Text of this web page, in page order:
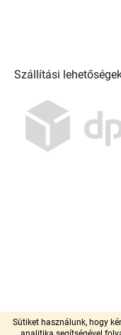
Sütiket használunk, hogy
Szállítási
Copyright 2026